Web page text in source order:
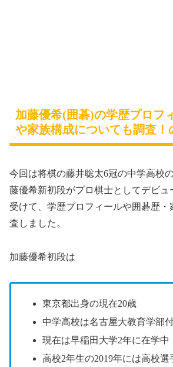
加藤優希(囲碁)の学歴プロフ
や家族構成についても調査！
今回は将棋の藤井聡太6冠の中学高校
藤優希新初段がプロ棋士としてデビュ
受けて、学歴プロフィールや囲碁歴・
査しました。
加藤優希初段は
東京都出身の現在20歳
中学高校は名古屋大教育学部
現在は早稲田大学2年に在学中
高校2年生の2019年には高校選